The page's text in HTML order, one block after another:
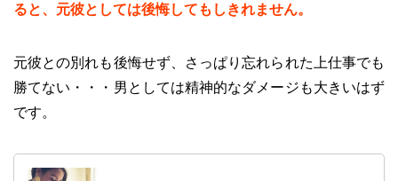
ると、元彼としては後悔してもしきれません。
元彼との別れも後悔せず、さっぱり忘れられた上仕事でも
勝てない・・・男としては精神的なダメージも大きいはず
です。